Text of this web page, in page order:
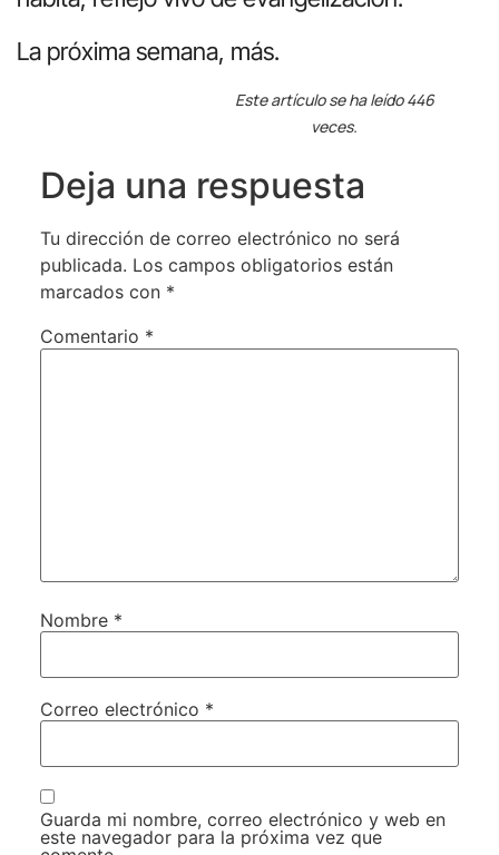
La próxima semana, más.
Este artículo se ha leído 446
veces.
Deja una respuesta
Tu dirección de correo electrónico no será
publicada. Los campos obligatorios están
marcados con *
Comentario *
Nombre *
Correo electrónico *
Guarda mi nombre, correo electrónico y web en
este navegador para la próxima vez que